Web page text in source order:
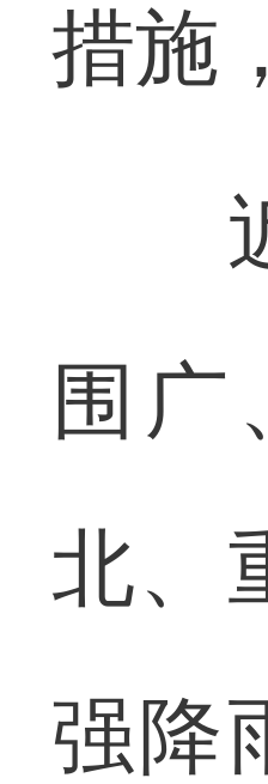
措施
近
围
北、
强降